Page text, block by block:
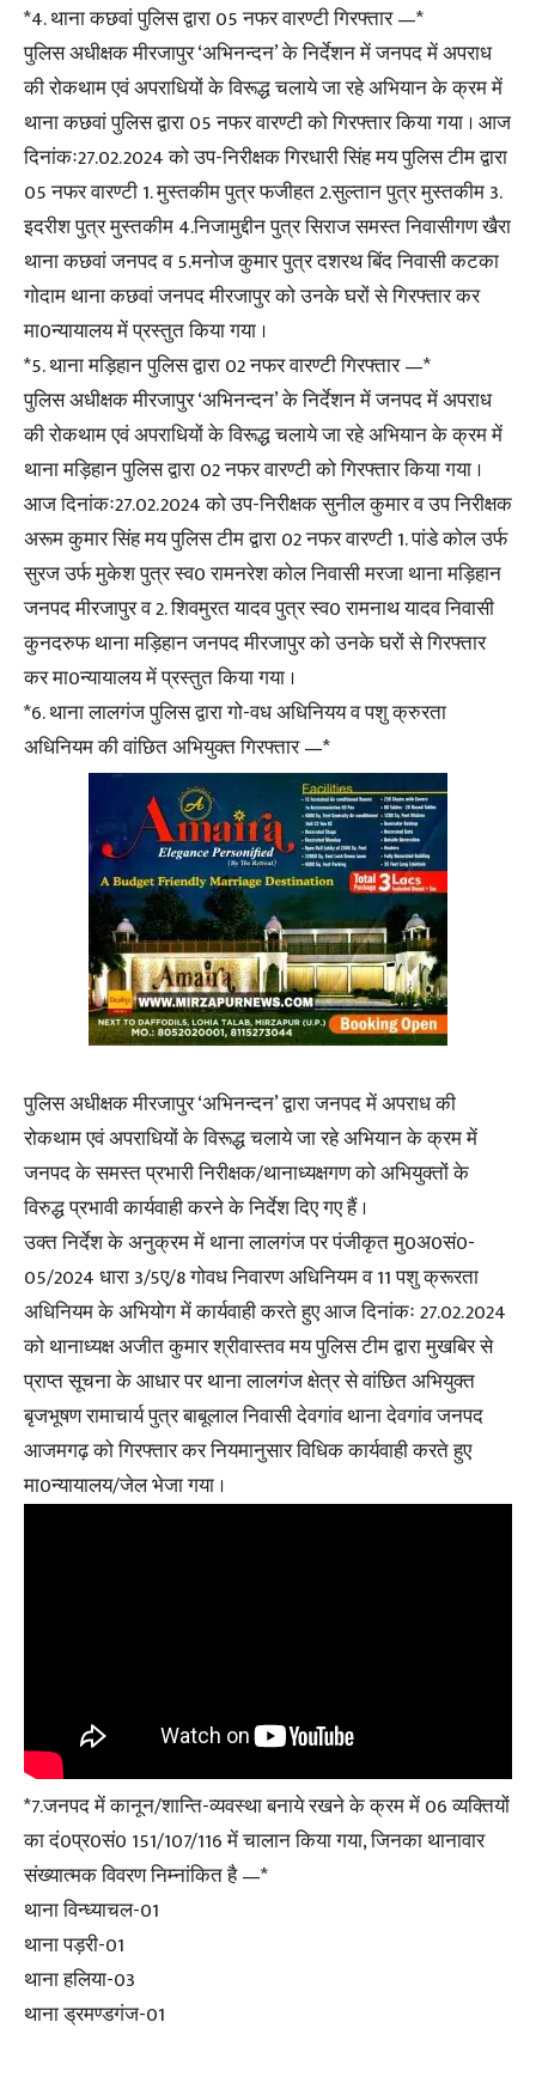
*4. थाना कछवां पुलिस द्वारा 05 नफर वारण्टी गिरफ्तार —*
पुलिस अधीक्षक मीरजापुर ‘अभिनन्दन’ के निर्देशन में जनपद में अपराध
की रोकथाम एवं अपराधियों के विरूद्ध चलाये जा रहे अभियान के क्रम में
थाना कछवां पुलिस द्वारा 05 नफर वारण्टी को गिरफ्तार किया गया । आज
दिनांकः27.02.2024 को उप-निरीक्षक गिरधारी सिंह मय पुलिस टीम द्वारा
05 नफर वारण्टी 1. मुस्तकीम पुत्र फजीहत 2.सुल्तान पुत्र मुस्तकीम 3.
इदरीश पुत्र मुस्तकीम 4.निजामुद्दीन पुत्र सिराज समस्त निवासीगण खैरा
थाना कछवां जनपद व 5.मनोज कुमार पुत्र दशरथ बिंद निवासी कटका
गोदाम थाना कछवां जनपद मीरजापुर को उनके घरों से गिरफ्तार कर
मा0न्यायालय में प्रस्तुत किया गया ।
*5. थाना मड़िहान पुलिस द्वारा 02 नफर वारण्टी गिरफ्तार —*
पुलिस अधीक्षक मीरजापुर ‘अभिनन्दन’ के निर्देशन में जनपद में अपराध
की रोकथाम एवं अपराधियों के विरूद्ध चलाये जा रहे अभियान के क्रम में
थाना मड़िहान पुलिस द्वारा 02 नफर वारण्टी को गिरफ्तार किया गया ।
आज दिनांकः27.02.2024 को उप-निरीक्षक सुनील कुमार व उप निरीक्षक
अरूम कुमार सिंह मय पुलिस टीम द्वारा 02 नफर वारण्टी 1. पांडे कोल उर्फ
सुरज उर्फ मुकेश पुत्र स्व0 रामनरेश कोल निवासी मरजा थाना मड़िहान
जनपद मीरजापुर व 2. शिवमुरत यादव पुत्र स्व0 रामनाथ यादव निवासी
कुनदरुफ थाना मड़िहान जनपद मीरजापुर को उनके घरों से गिरफ्तार
कर मा0न्यायालय में प्रस्तुत किया गया ।
*6. थाना लालगंज पुलिस द्वारा गो-वध अधिनियय व पशु क्रुरता
अधिनियम की वांछित अभियुक्त गिरफ्तार —*
पुलिस अधीक्षक मीरजापुर ‘अभिनन्दन’ द्वारा जनपद में अपराध की
रोकथाम एवं अपराधियों के विरूद्ध चलाये जा रहे अभियान के क्रम में
जनपद के समस्त प्रभारी निरीक्षक/थानाध्यक्षगण को अभियुक्तों के
विरुद्ध प्रभावी कार्यवाही करने के निर्देश दिए गए हैं ।
उक्त निर्देश के अनुक्रम में थाना लालगंज पर पंजीकृत मु0अ0सं0-
05/2024 धारा 3/5ए/8 गोवध निवारण अधिनियम व 11 पशु क्रूरता
अधिनियम के अभियोग में कार्यवाही करते हुए आज दिनांकः 27.02.2024
को थानाध्यक्ष अजीत कुमार श्रीवास्तव मय पुलिस टीम द्वारा मुखबिर से
प्राप्त सूचना के आधार पर थाना लालगंज क्षेत्र से वांछित अभियुक्त
बृजभूषण रामाचार्य पुत्र बाबूलाल निवासी देवगांव थाना देवगांव जनपद
आजमगढ़ को गिरफ्तार कर नियमानुसार विधिक कार्यवाही करते हुए
मा0न्यायालय/जेल भेजा गया ।
*7.जनपद में कानून/शान्ति-व्यवस्था बनाये रखने के क्रम में 06 व्यक्तियों
का दं0प्र0सं0 151/107/116 में चालान किया गया, जिनका थानावार
संख्यात्मक विवरण निम्नांकित है —*
थाना विन्ध्याचल-01
थाना पड़री-01
थाना हलिया-03
थाना ड्रमण्डगंज-01